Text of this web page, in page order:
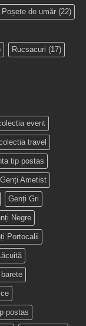
Poșete de umăr (22)
Rucsacuri (17)
event
travel
tip postas
Genți Ametist
Genți Gri
Negre
Portocalii
postas